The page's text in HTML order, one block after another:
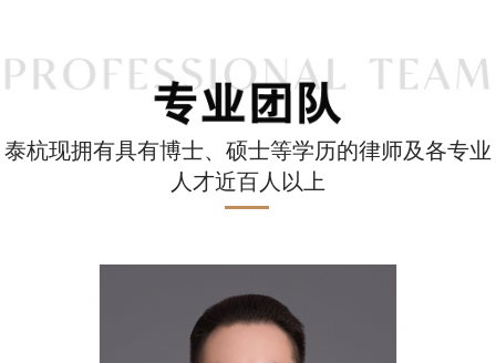
泰杭现拥有具有博士、硕士等学历的律师及各专业
人才近百人以上